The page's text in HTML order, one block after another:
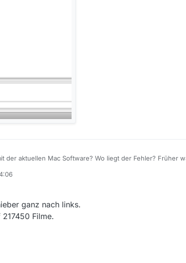
der aktuellen Mac Software? Wo liegt der Fehler? Früher
ganz nach links.
Filme.